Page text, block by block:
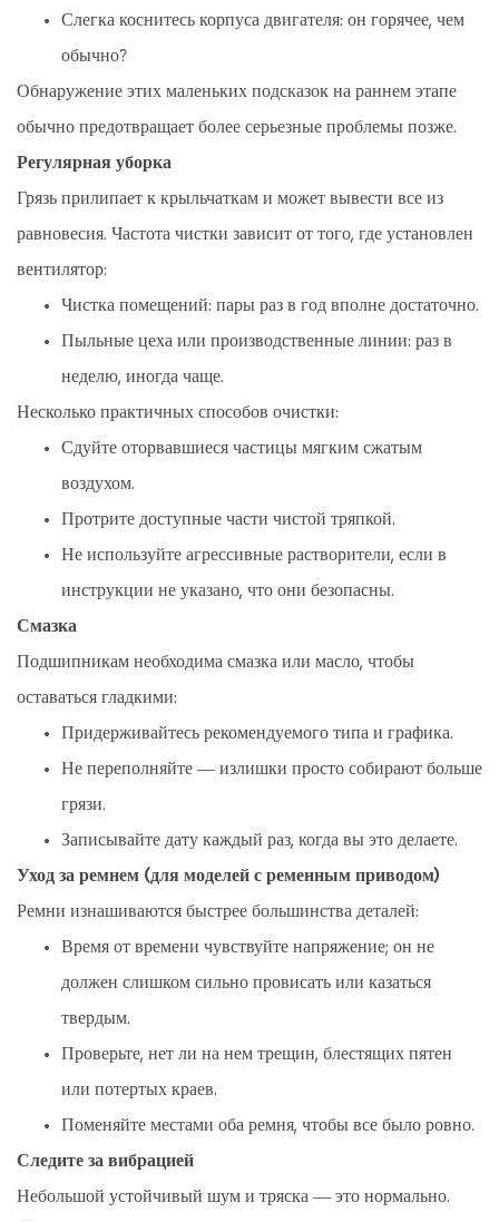
Слегка коснитесь корпуса двигателя: он горячее, чем
обычно?
Обнаружение этих маленьких подсказок на раннем этапе
обычно предотвращает более серьезные проблемы позже.
Регулярная уборка
Грязь прилипает к крыльчаткам и может вывести все из
равновесия. Частота чистки зависит от того, где установлен
вентилятор:
Чистка помещений: пары раз в год вполне достаточно.
Пыльные цеха или производственные линии: раз в
неделю, иногда чаще.
Несколько практичных способов очистки:
Сдуйте оторвавшиеся частицы мягким сжатым
воздухом.
Протрите доступные части чистой тряпкой.
Не используйте агрессивные растворители, если в
инструкции не указано, что они безопасны.
Смазка
Подшипникам необходима смазка или масло, чтобы
оставаться гладкими:
Придерживайтесь рекомендуемого типа и графика.
Не переполняйте — излишки просто собирают больше
грязи.
Записывайте дату каждый раз, когда вы это делаете.
Уход за ремнем (для моделей с ременным приводом)
Ремни изнашиваются быстрее большинства деталей:
Время от времени чувствуйте напряжение; он не
должен слишком сильно провисать или казаться
твердым.
Проверьте, нет ли на нем трещин, блестящих пятен
или потертых краев.
Поменяйте местами оба ремня, чтобы все было ровно.
Следите за вибрацией
Небольшой устойчивый шум и тряска — это нормально.